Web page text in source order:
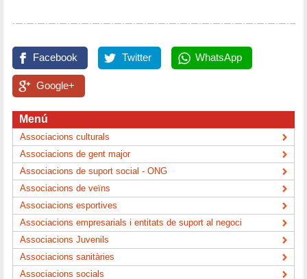
Facebook Twitter WhatsApp
Google+
Menú
Associacions culturals
Associacions de gent major
Associacions de suport social - ONG
Associacions de veïns
Associacions esportives
Associacions empresarials i entitats de suport al negoci
Associacions Juvenils
Associacions sanitàries
Associacions socials